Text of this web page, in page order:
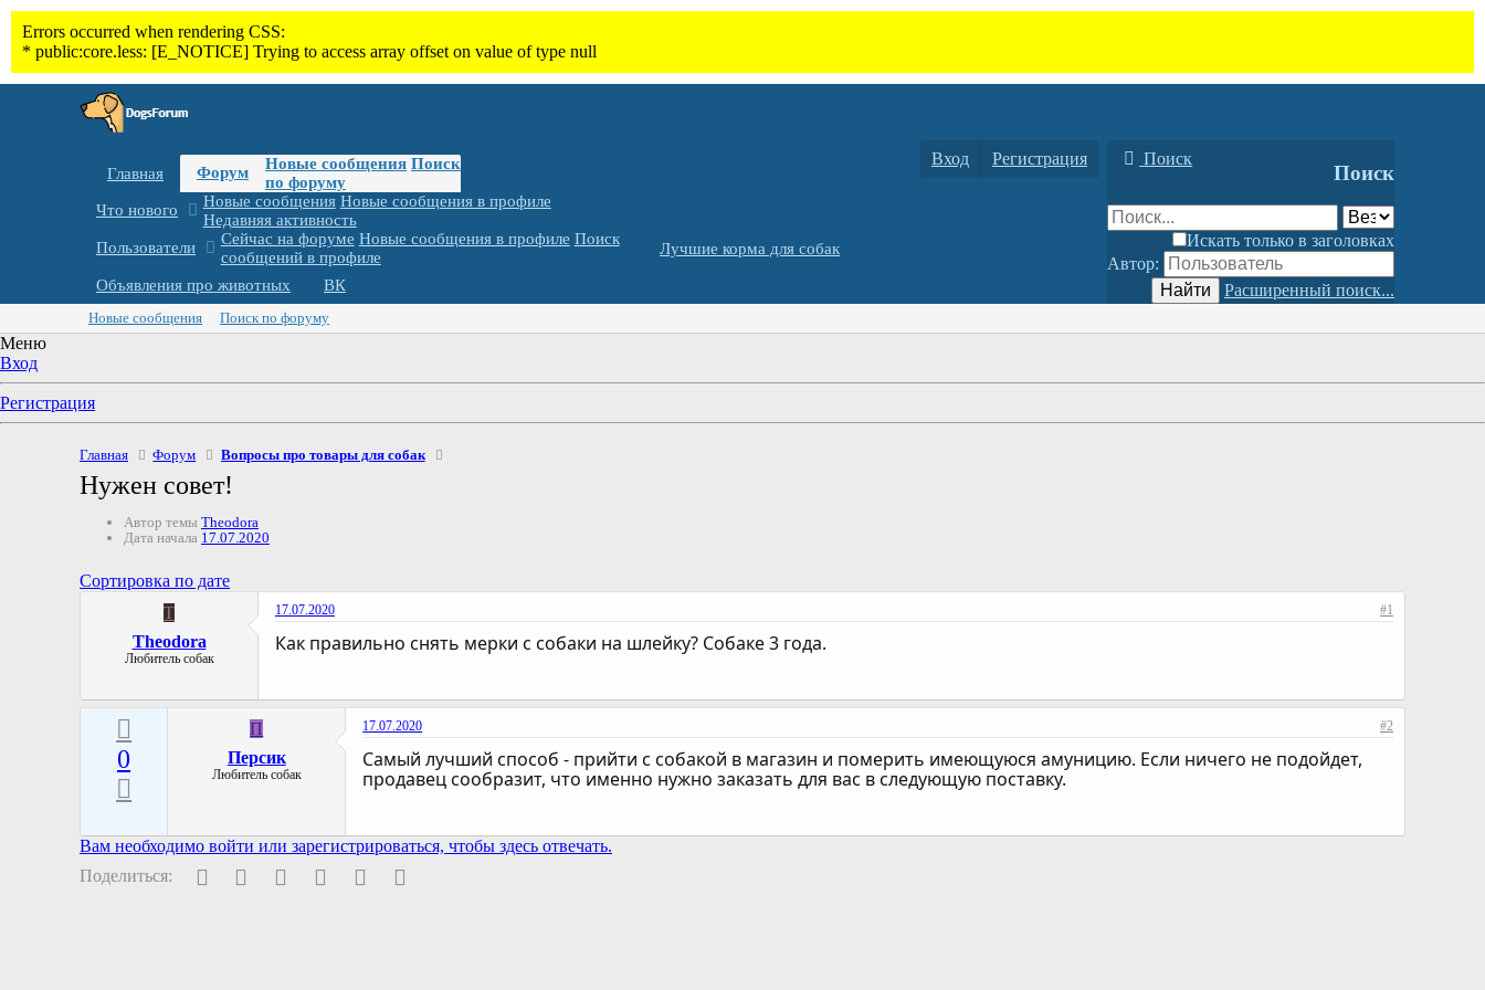
Главная Форум Новые сообщения Поиск
по форуму
Что нового
Новые сообщения Новые сообщения в профиле
Недавняя активность
Пользователи
Сейчас на форуме Новые сообщения в профиле Поиск
сообщений в профиле
Лучшие корма для собак
Объявления про животных ВК
Вход Регистрация Поиск
Поиск
Искать только в заголовках
Автор:
Найти
Расширенный поиск...
Новые сообщения Поиск по форуму
Меню
Вход
Регистрация
Главная Форум Вопросы про товары для собак
Нужен совет!
Автор темы Theodora
Дата начала 17.07.2020
Сортировка по дате
T
Theodora
Любитель собак
17.07.2020 #1
Как правильно снять мерки с собаки на шлейку? Собаке 3 года.
0
П
Персик
Любитель собак
17.07.2020 #2
Самый лучший способ - прийти с собакой в магазин и померить имеющуюся амуницию. Если ничего не подойдет,
продавец сообразит, что именно нужно заказать для вас в следующую поставку.
Вам необходимо войти или зарегистрироваться, чтобы здесь отвечать.
Поделиться:
Facebook
Twitter PinterestWhatsAppЭлектронная почта